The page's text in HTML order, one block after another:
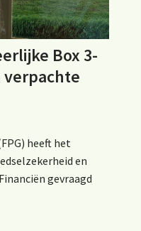
Box 3-
verpachte
heeft het
en
gevraagd